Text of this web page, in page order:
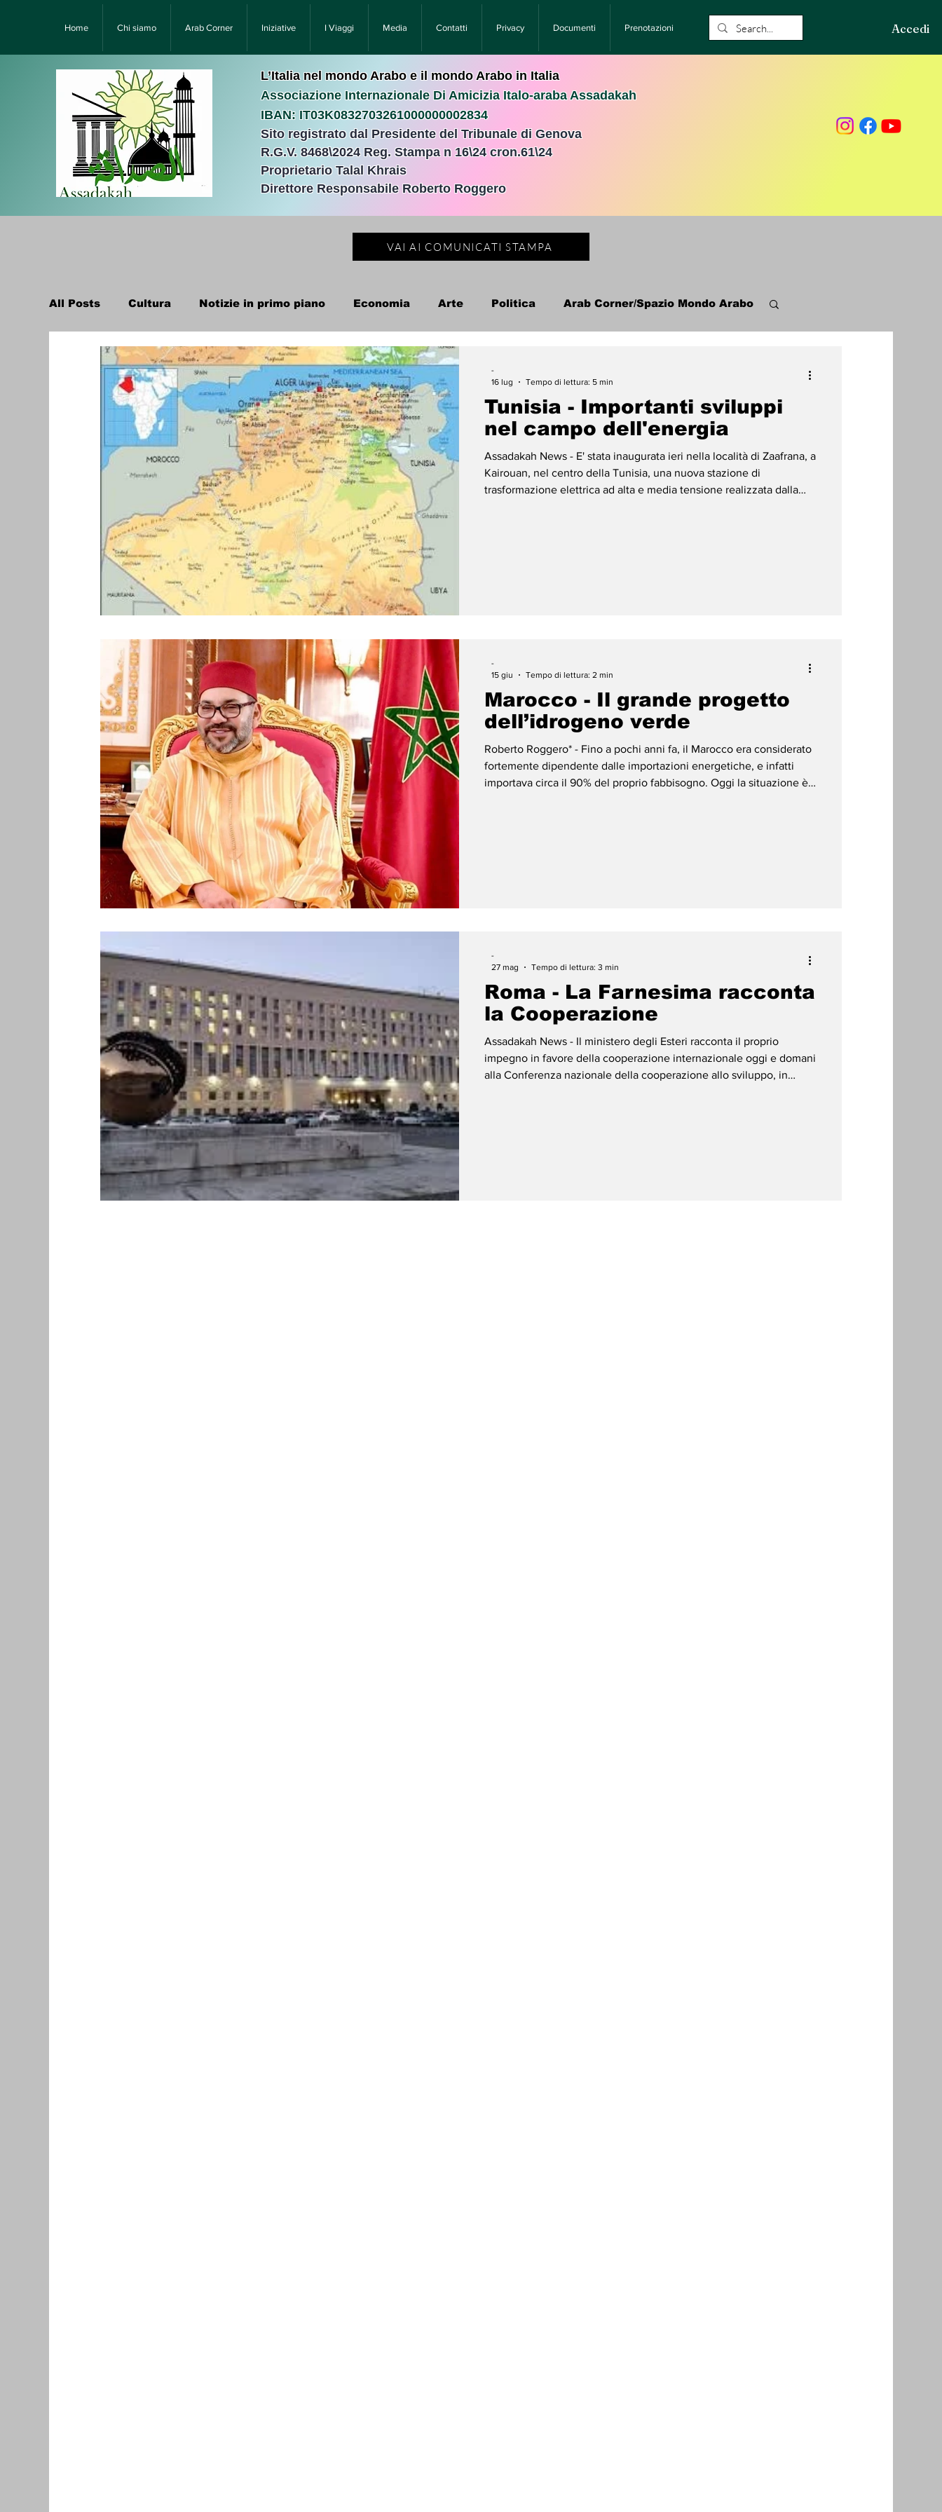
Home Chi siamo Arab Corner Iniziative I Viaggi Media Contatti Privacy Documenti Prenotazioni Accedi
L’Italia nel mondo Arabo e il mondo Arabo in Italia
Associazione Internazionale Di Amicizia Italo-araba Assadakah
IBAN: IT03K0832703261000000002834
Sito registrato dal Presidente del Tribunale di Genova
R.G.V. 8468\2024 Reg. Stampa n 16\24 cron.61\24 ​
Proprietario Talal Khrais
Direttore Responsabile Roberto Roggero
VAI AI COMUNICATI STAMPA
All Posts Cultura Notizie in primo piano Economia Arte Politica Arab Corner/Spazio Mondo Arabo
Նորություններ/Notizie Armene Comunicati Stampa Cronaca
Migrazione e Rifugiati Sport Solidarietà Archeologia Musica Cinema Tradizioni Storia
Filosofia Mostre Festività Eventi Teatro Lega Araba Società Diritti Umani
Relazioni Internazionali Conflitti e Pace Gastronomia
Tunisia - Importanti sviluppi
nel campo dell'energia
Assadakah News - E' stata inaugurata ieri nella località di Zaafrana, a
Kairouan, nel centro della Tunisia, una nuova stazione di
trasformazione elettrica ad alta e media tensione realizzata dalla
-
16 lug
Tempo di lettura: 5 min
Marocco - Il grande progetto
dell’idrogeno verde
Roberto Roggero* - Fino a pochi anni fa, il Marocco era considerato
fortemente dipendente dalle importazioni energetiche, e infatti
importava circa il 90% del proprio fabbisogno. Oggi la situazione è
-
15 giu
Tempo di lettura: 2 min
Roma - La Farnesima racconta
la Cooperazione
Assadakah News - Il ministero degli Esteri racconta il proprio
impegno in favore della cooperazione internazionale oggi e domani
alla Conferenza nazionale della cooperazione allo sviluppo, in
-
27 mag
Tempo di lettura: 3 min